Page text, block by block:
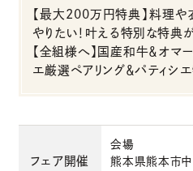
【最大200万円特典】料理や
やりたい！叶える特別な特典
【全組様へ】国産和牛＆オマ
エ厳選ペアリング＆パティシ
フェア開催
会場
熊本県熊本市